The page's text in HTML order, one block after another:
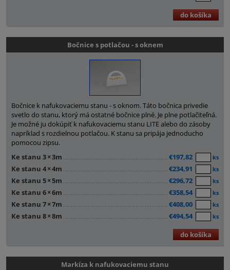
do košíka
Bočnice s potlačou - s oknem
Bočnice k nafukovaciemu stanu - s oknom. Táto bočnica privedie
svetlo do stanu, ktorý má ostatné bočnice plné. Je plne potlačiteľná.
Je možné ju dokúpiť k nafukovaciemu stanu LITE alebo do zásoby
napríklad s rozdielnou potlačou. K stanu sa pripája jednoducho
pomocou zipsu.
Ke stanu 3×3m €197,82 ks
Ke stanu 4×4m €234,91 ks
Ke stanu 5×5m €296,72 ks
Ke stanu 6×6m €358,54 ks
Ke stanu 7×7m €408,00 ks
Ke stanu 8×8m €494,54 ks
do košíka
Markíza k nafukovaciemu stanu